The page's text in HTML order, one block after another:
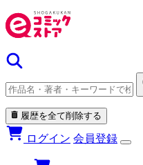
履歴を全て削除する
ログイン 会員登録